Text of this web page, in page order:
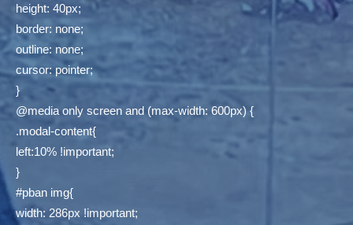
height: 40px;
border: none;
outline: none;
cursor: pointer;
}
@media only screen and (max-width: 600px) {
.modal-content{
left:10% !important;
}
#pban img{
width: 286px !important;